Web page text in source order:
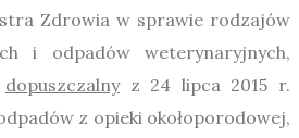
Zdrowia w sprawie rodzajów
i odpadów weterynaryjnych,
dopuszczalnyz 24 lipca 2015 r.
z opieki okołoporodowej,